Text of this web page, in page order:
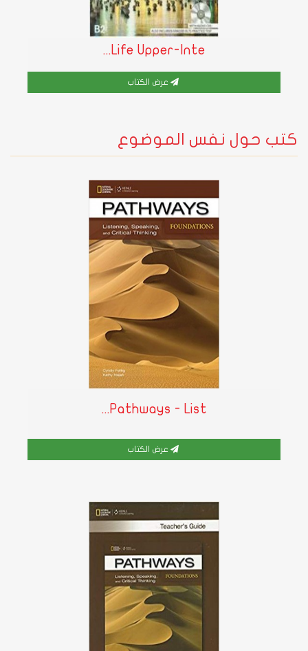
Life Upper-Inte...
عرض الكتاب
كتب حول نفس الموضوع
Pathways - List...
عرض الكتاب